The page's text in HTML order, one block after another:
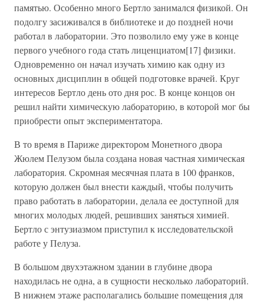
памятью. Особенно много Бертло занимался физикой. Он
подолгу засиживался в библиотеке и до поздней ночи
работал в лаборатории. Это позволило ему уже в конце
первого учебного года стать лиценциатом[17] физики.
Одновременно он начал изучать химию как одну из
основных дисциплин в общей подготовке врачей. Круг
интересов Бертло день ото дня рос. В конце концов он
решил найти химическую лабораторию, в которой мог бы
приобрести опыт экспериментатора.
В то время в Париже директором Монетного двора
Жюлем Пелузом была создана новая частная химическая
лаборатория. Скромная месячная плата в 100 франков,
которую должен был внести каждый, чтобы получить
право работать в лаборатории, делала ее доступной для
многих молодых людей, решивших заняться химией.
Бертло с энтузиазмом приступил к исследовательской
работе у Пелуза.
В большом двухэтажном здании в глубине двора
находилась не одна, а в сущности несколько лабораторий.
В нижнем этаже располагались большие помещения для